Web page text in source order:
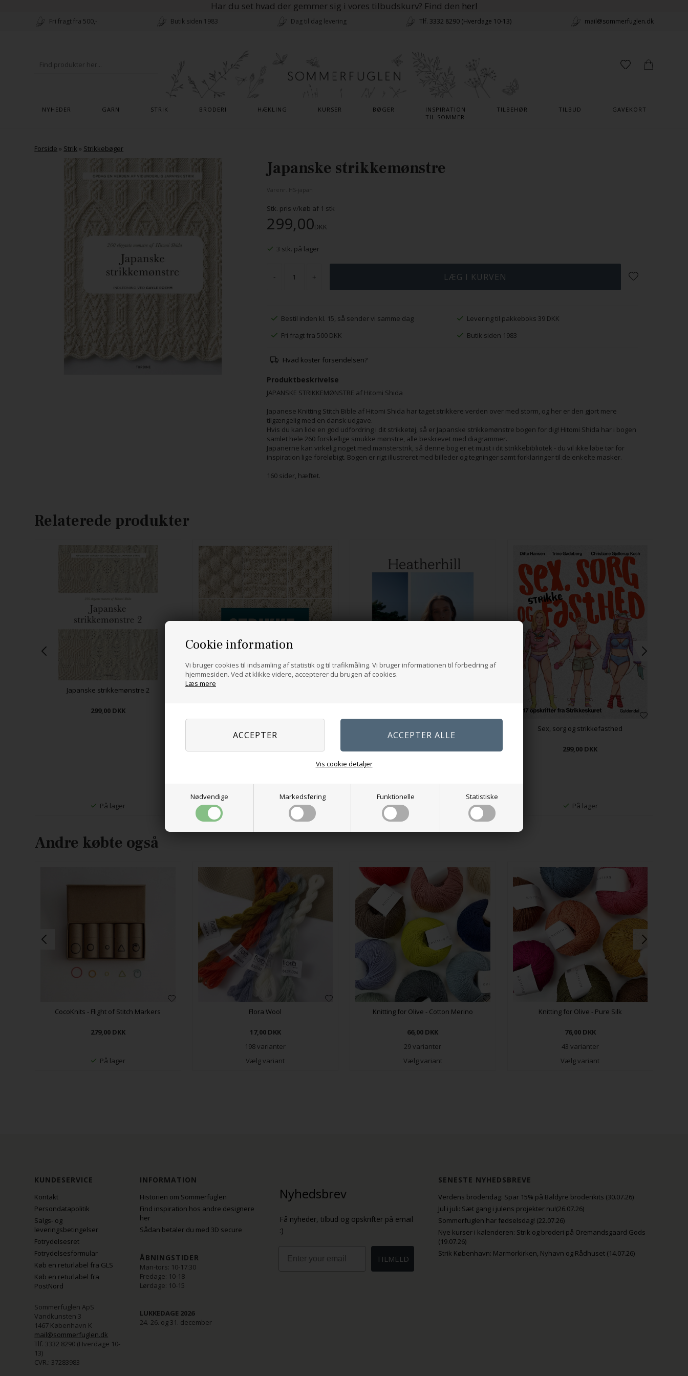
Har du set hvad der gemmer sig i vores tilbudskurv? Find den her!
Cookie information
Vi bruger cookies til indsamling af statistik og til trafikmåling. Vi bruger informationen til forbedring af
hjemmesiden. Ved at klikke videre, accepterer du brugen af cookies.
Læs mere
Nødvendige Markedsføring Funktionelle Statistiske
Vis cookie detaljer
Fri fragt fra 500,- Butik siden 1983 Dag til dag levering Tlf. 3332 8290 (Hverdage 10-13) mail@sommerfuglen.dk
NYHEDER GARN STRIK BRODERI HÆKLING KURSER BØGER
INSPIRATION
TIL SOMMER
TILBEHØR TILBUD GAVEKORT
Forside » Strik » Strikkebøger
Japanske strikkemønstre
Stk. pris v/køb af 1 stk
299,00DKK
3 stk. på lager
- +
Bestil inden kl. 15, så sender vi samme dag
Levering til pakkeboks 39 DKK
Fri fragt fra 500 DKK
Butik siden 1983
Hvad koster forsendelsen?
Produktbeskrivelse
JAPANSKE STRIKKEMØNSTRE af Hitomi Shida
Japanese Knitting Stitch Bible af Hitomi Shida har taget strikkere verden over med storm, og her er den gjort mere
tilgængelig med en dansk udgave.
Hvis du kan lide en god udfordring i dit strikketøj, så er Japanske strikkemønstre bogen for dig! Hitomi Shida har i bogen
samlet hele 260 forskellige smukke mønstre, alle beskrevet med diagrammer.
Japanerne kan virkelig noget med mønsterstrik, så denne bog er et must i dit strikkebibliotek - du vil ikke løbe tør for
inspiration lige foreløbigt. Bogen er rigt illustreret med billeder og tegninger samt forklaringer til de enkelte masker.
160 sider, hæftet.
Relaterede produkter
Japanske strikkemønstre 2
299,00 DKK
På lager
Sex, sorg og strikkefasthed
299,00 DKK
På lager
Andre købte også
CocoKnits - Flight of Stitch Markers
279,00 DKK
På lager
Flora Wool
17,00 DKK
198 varianter
Vælg variant
Knitting for Olive - Cotton Merino
66,00 DKK
29 varianter
Vælg variant
Knitting for Olive - Pure Silk
76,00 DKK
43 varianter
Vælg variant
KUNDESERVICE
Kontakt
Persondatapolitik
Salgs- og
leveringsbetingelser
Fotrydelsesret
Fotrydelsesformular
Køb en returlabel fra GLS
Køb en returlabel fra
PostNord
Sommerfuglen ApS
Vandkunsten 3
1467 København K
mail@sommerfuglen.dk
Tlf. 3332 8290 (Hverdage 10-
13)
CVR.: 37283983
INFORMATION
Historien om Sommerfuglen
Find inspiration hos andre designere
her
Sådan betaler du med 3D secure
ÅBNINGSTIDER
Man-tors: 10-17:30
Fredage: 10-18
Lørdage: 10-15
LUKKEDAGE 2026
24.-26. og 31. december
Nyhedsbrev
Få nyheder, tilbud og opskrifter på email
:)
TILMELD
SENESTE NYHEDSBREVE
Verdens broderidag: Spar 15% på Baldyre broderikits (30.07.26)
Jul i juli: Sæt gang i julens projekter nu!(26.07.26)
Sommerfuglen har fødselsdag! (22.07.26)
Nye kurser i kalenderen: Strik og broderi på Oremandsgaard Gods
(19.07.26)
Strik København: Marmorkirken, Nyhavn og Rådhuset (14.07.26)